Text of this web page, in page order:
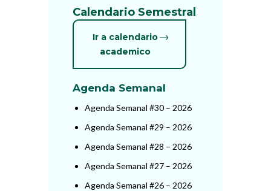
Calendario Semestral
Ir a calendario
academico
Agenda Semanal
Agenda Semanal #30 – 2026
Agenda Semanal #29 – 2026
Agenda Semanal #28 – 2026
Agenda Semanal #27 – 2026
Agenda Semanal #26 – 2026